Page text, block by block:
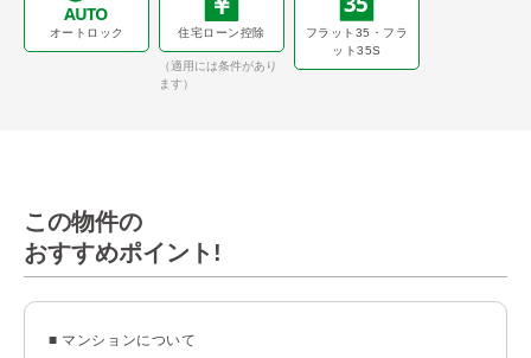
オートロック 住宅ローン控除
（適用には条件があり
ます）
フラット35・フラ
ット35S
この物件の
おすすめポイント!
■ マンションについて